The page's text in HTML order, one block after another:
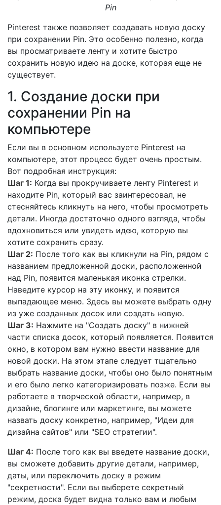
Pin
Pinterest также позволяет создавать новую доску
при сохранении Pin. Это особенно полезно, когда
вы просматриваете ленту и хотите быстро
сохранить новую идею на доске, которая еще не
существует.
1. Создание доски при
сохранении Pin на
компьютере
Если вы в основном используете Pinterest на
компьютере, этот процесс будет очень простым.
Вот подробная инструкция:
Шаг 1: Когда вы прокручиваете ленту Pinterest и
находите Pin, который вас заинтересовал, не
стесняйтесь кликнуть на него, чтобы просмотреть
детали. Иногда достаточно одного взгляда, чтобы
вдохновиться или увидеть идею, которую вы
хотите сохранить сразу.
Шаг 2: После того как вы кликнули на Pin, рядом с
названием предложенной доски, расположенной
над Pin, появится маленькая иконка стрелки.
Наведите курсор на эту иконку, и появится
выпадающее меню. Здесь вы можете выбрать одну
из уже созданных досок или создать новую.
Шаг 3: Нажмите на "Создать доску" в нижней
части списка досок, который появляется. Появится
окно, в котором вам нужно ввести название для
новой доски. На этом этапе следует тщательно
выбрать название доски, чтобы оно было понятным
и его было легко категоризировать позже. Если вы
работаете в творческой области, например, в
дизайне, блогинге или маркетинге, вы можете
назвать доску конкретно, например, "Идеи для
дизайна сайтов" или "SEO стратегии".
Шаг 4: После того как вы введете название доски,
вы сможете добавить другие детали, например,
даты, или переключить доску в режим
"секретности". Если вы выберете секретный
режим, доска будет видна только вам и любым